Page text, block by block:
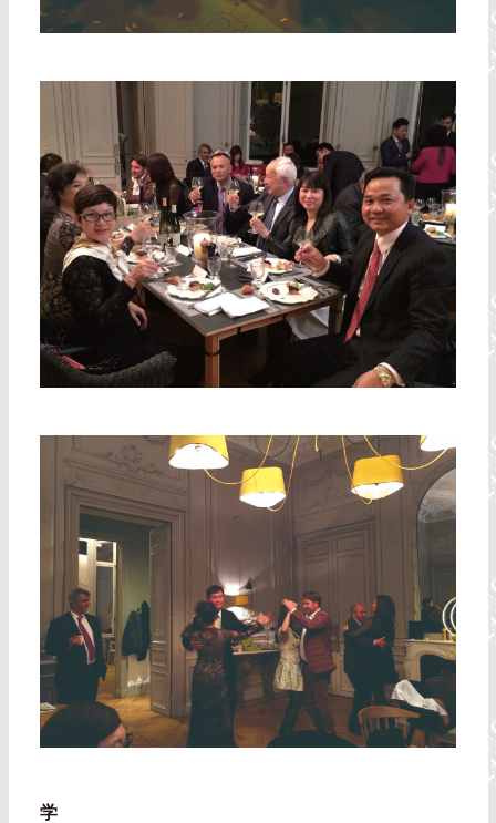
学